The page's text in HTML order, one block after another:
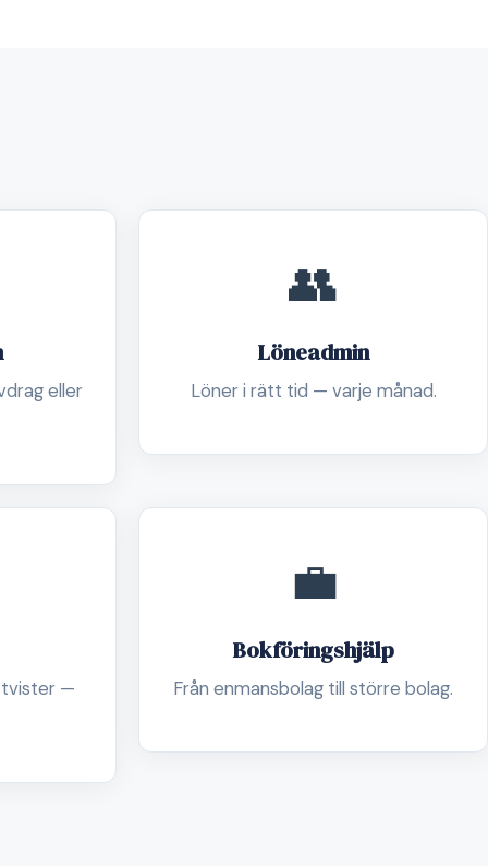
eller
👥
Löneadmin
Löner i rätt tid — varje månad.
tvister —
💼
Bokföringshjälp
Från enmansbolag till större bolag.